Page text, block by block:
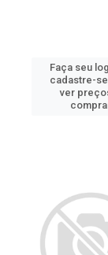
Faça seu
cadastre-
ver